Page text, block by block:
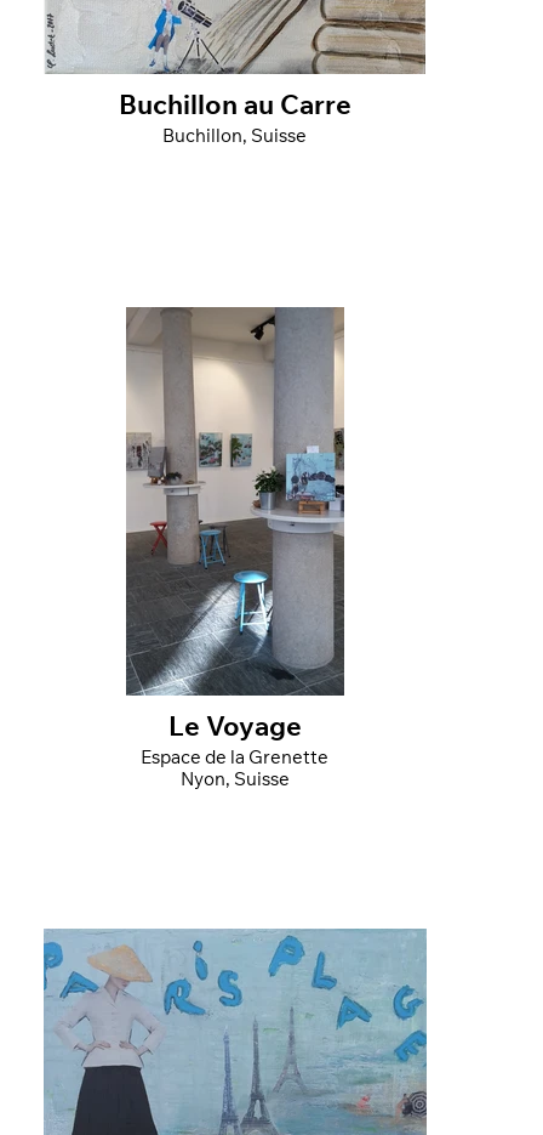
Buchillon au Carre
Buchillon, Suisse
Le Voyage
Espace de la Grenette
Nyon, Suisse